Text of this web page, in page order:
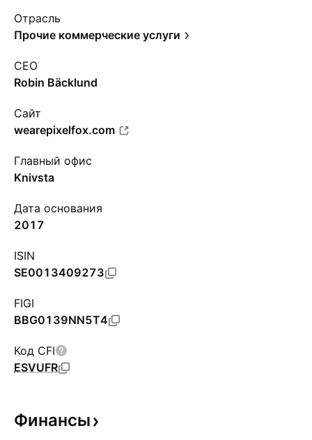
Отрасль
Прочие коммерческие услуги
CEO
Robin Bäcklund
Сайт
wearepixelfox.com
Главный офис
Knivsta
Дата основания
2017
ISIN
SE0013409273
FIGI
BBG0139NN5T4
Код CFI
ESVUFR
Финансы